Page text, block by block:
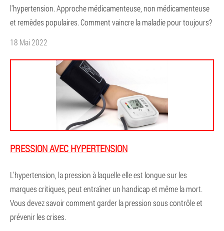
l'hypertension. Approche médicamenteuse, non médicamenteuse
et remèdes populaires. Comment vaincre la maladie pour toujours?
18 Mai 2022
PRESSION AVEC HYPERTENSION
L'hypertension, la pression à laquelle elle est longue sur les
marques critiques, peut entraîner un handicap et même la mort.
Vous devez savoir comment garder la pression sous contrôle et
prévenir les crises.